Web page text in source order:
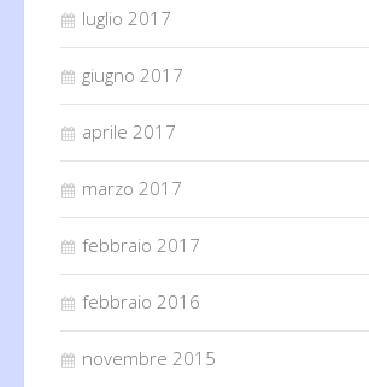
luglio 2017
giugno 2017
aprile 2017
marzo 2017
febbraio 2017
febbraio 2016
novembre 2015